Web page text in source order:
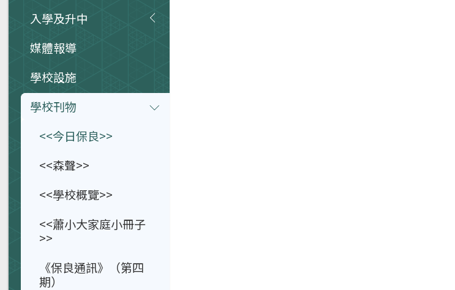
入學及升中
媒體報導
學校設施
學校刊物
<<今日保良>>
<<森聲>>
<<學校概覽>>
<<蕭小大家庭小冊子
>>
《保良通訊》（第四
期）